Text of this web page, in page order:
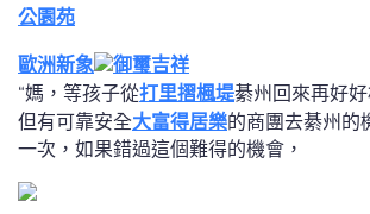
公園苑
歐洲新象
御璽吉祥
“媽，等孩子從打里摺楓堤綦州回來再好
但有可靠安全大富得居樂的商團去綦州的
一次，如果錯過這個難得的機會，